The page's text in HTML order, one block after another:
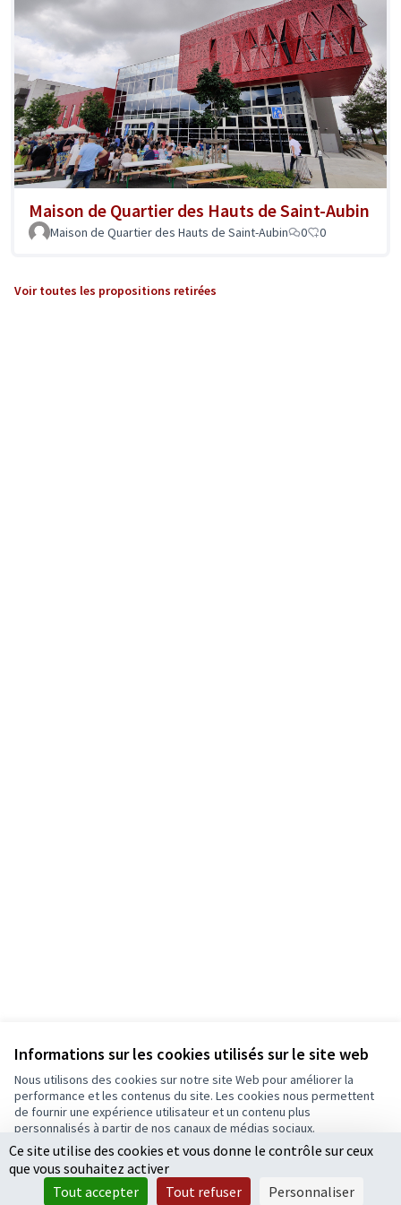
Informations sur les cookies utilisés sur le site web
Nous utilisons des cookies sur notre site Web pour améliorer la
performance et les contenus du site. Les cookies nous permettent
de fournir une expérience utilisateur et un contenu plus
personnalisés à partir de nos canaux de médias sociaux.
Tout accepter
Accepter seulement les cookies essentiels
Maison de Quartier des Hauts de Saint-Aubin
Maison de Quartier des Hauts de Saint-Aubin 0 0
Voir toutes les propositions retirées
Conditions d'utilisation
Paramètres des cookies
Ecrivons Angers sur X
(Lien externe)
Ecrivons Angers sur Facebook
(Lien externe)
Licence
(Lien
Ce site utilise des cookies et vous donne le contrôle sur ceux
que vous souhaitez activer
Tout accepter
Tout refuser Personnaliser